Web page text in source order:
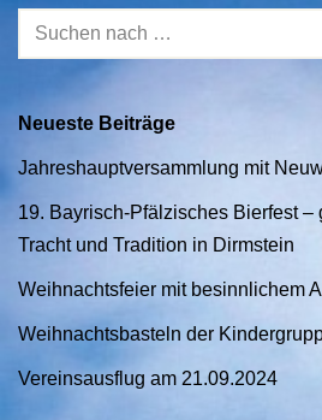
Neueste Beiträge
Jahreshauptversammlung mit
19. Bayrisch-Pfälzisches Bierfest –
Tracht und Tradition in Dirmstein
Weihnachtsfeier mit besinnlichem
Weihnachtsbasteln der
Vereinsausflug am 21.09.2024